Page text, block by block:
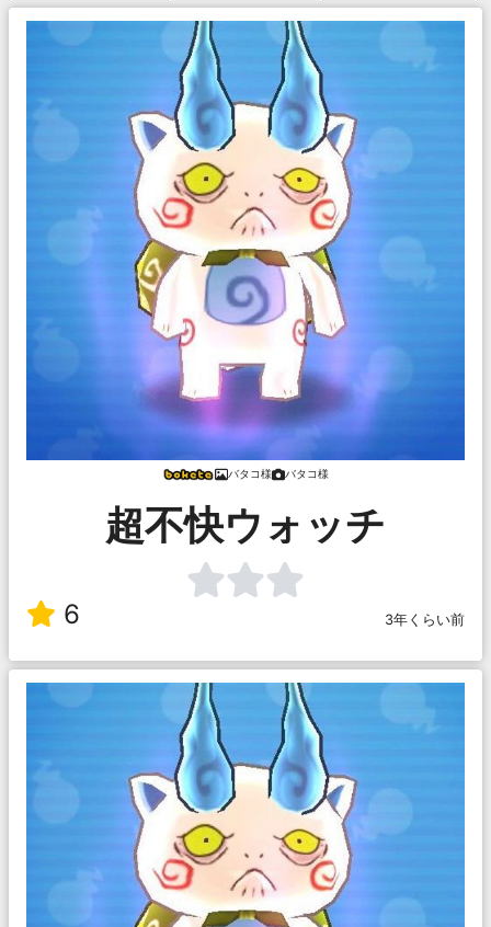
バタコ様 バタコ様
超不快ウォッチ
6 3年くらい前